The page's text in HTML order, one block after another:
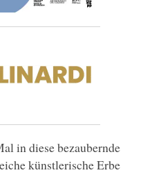
in diese bezaubernde
künstlerische Erbe